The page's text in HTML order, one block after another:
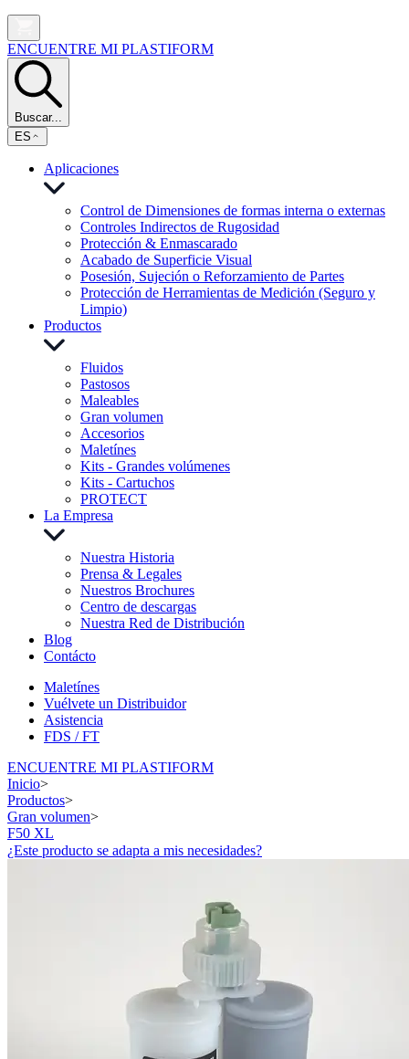
ENCUENTRE MI PLASTIFORM
Buscar...
ES
Aplicaciones
Control de Dimensiones de formas interna o externas
Controles Indirectos de Rugosidad
Protección & Enmascarado
Acabado de Superficie Visual
Posesión, Sujeción o Reforzamiento de Partes
Protección de Herramientas de Medición (Seguro y
Limpio)
Productos
Fluidos
Pastosos
Maleables
Gran volumen
Accesorios
Maletínes
Kits - Grandes volúmenes
Kits - Cartuchos
PROTECT
La Empresa
Nuestra Historia
Prensa & Legales
Nuestros Brochures
Centro de descargas
Nuestra Red de Distribución
Blog
Contácto
Maletínes
Vuélvete un Distribuidor
Asistencia
FDS / FT
ENCUENTRE MI PLASTIFORM
Inicio>
Productos>
Gran volumen>
F50 XL
¿Este producto se adapta a mis necesidades?